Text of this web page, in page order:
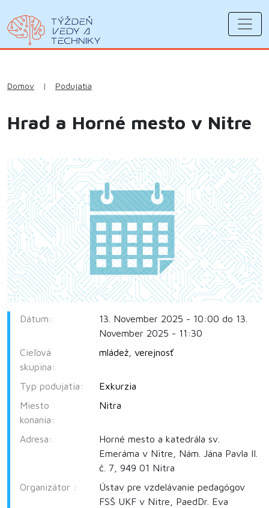
Domov | Podujatia
Hrad a Horné mesto v Nitre
Dátum:
13. November 2025 - 10:00 do 13.
November 2025 - 11:30
Cieľová
skupina:
mládež, verejnosť
Typ podujatia:
Exkurzia
Miesto
konania:
Nitra
Adresa:
Horné mesto a katedrála sv.
Emeráma v Nitre, Nám. Jána Pavla II.
č. 7, 949 01 Nitra
Organizátor :
Ústav pre vzdelávanie pedagógov
FSŠ UKF v Nitre, PaedDr. Eva